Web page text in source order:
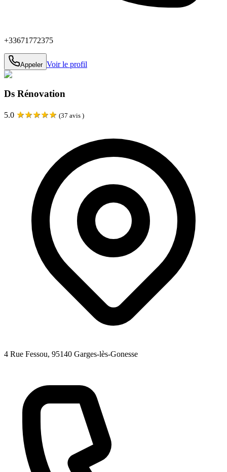
+33671772375
Appeler Voir le profil
Ds Rénovation
5.0 ★★★★★ (37 avis )
4 Rue Fessou, 95140 Garges-lès-Gonesse